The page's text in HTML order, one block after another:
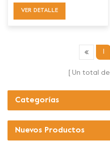
barras para hormigón
VER DETALLE
Un total de
Categorías
Nuevos Productos